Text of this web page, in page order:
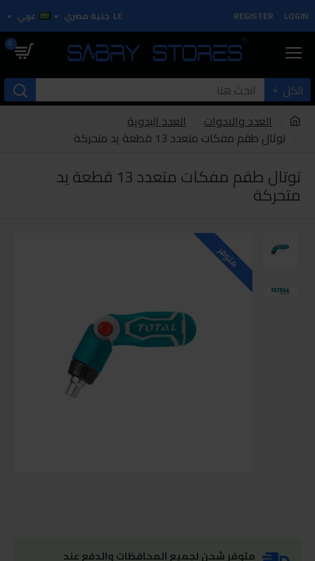
LOGIN
REGISTER
LE جنية مصري عربي
0
الكل
العدد والادوات
العدد اليدوية
توتال طقم مفكات متعدد 13 قطعة يد متحركة
توتال طقم مفكات متعدد 13 قطعة يد
متحركة
متوفر
متوفر شحن لجميع المحافظات والدفع عند